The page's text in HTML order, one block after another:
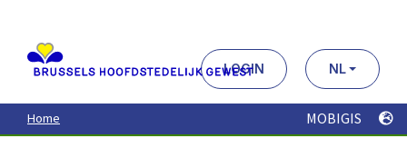
contenu
principal
LOGIN NL
Home MOBIGIS